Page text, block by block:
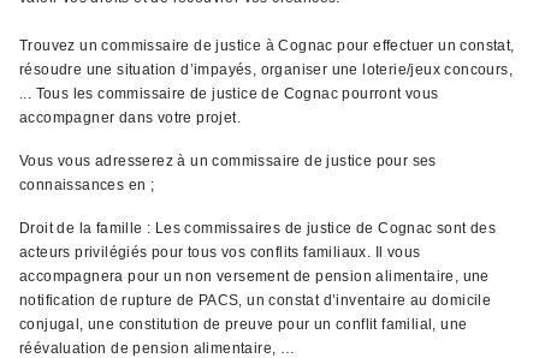
Trouvez un commissaire de justice à Cognac pour effectuer un constat,
résoudre une situation d’impayés, organiser une loterie/jeux concours,
... Tous les commissaire de justice de Cognac pourront vous
accompagner dans votre projet.
Vous vous adresserez à un commissaire de justice pour ses
connaissances en ;
Droit de la famille : Les commissaires de justice de Cognac sont des
acteurs privilégiés pour tous vos conflits familiaux. Il vous
accompagnera pour un non versement de pension alimentaire, une
notification de rupture de PACS, un constat d’inventaire au domicile
conjugal, une constitution de preuve pour un conflit familial, une
réévaluation de pension alimentaire, …